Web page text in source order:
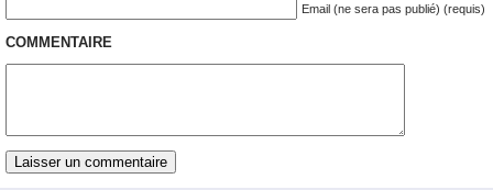
Email (ne sera pas publié) (requis)
COMMENTAIRE